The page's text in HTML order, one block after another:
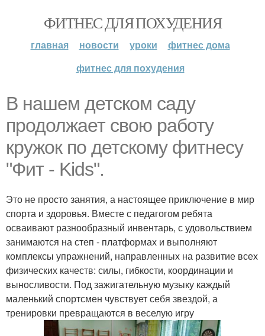
ФИТНЕС ДЛЯ ПОХУДЕНИЯ
главная новости уроки
фитнес дома
фитнес для похудения
В нашем детском саду
продолжает свою работу
кружок по детскому фитнесу
"Фит - Kids".
Это не просто занятия, а настоящее приключение в мир
спорта и здоровья. Вместе с педагогом ребята
осваивают разнообразный инвентарь, с удовольствием
занимаются на степ - платформах и выполняют
комплексы упражнений, направленных на развитие всех
физических качеств: силы, гибкости, координации и
выносливости. Под зажигательную музыку каждый
маленький спортсмен чувствует себя звездой, а
тренировки превращаются в веселую игру